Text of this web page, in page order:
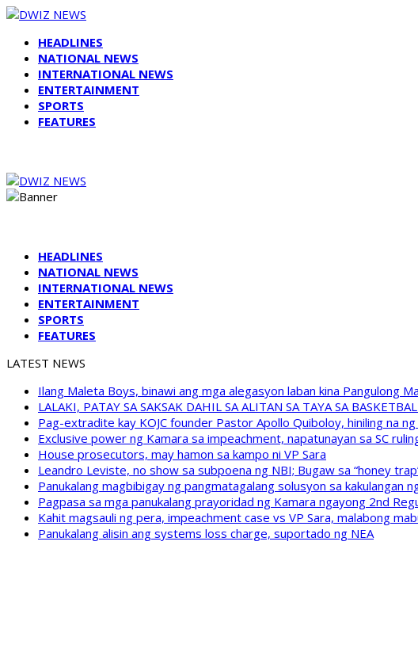
HEADLINES
NATIONAL NEWS
INTERNATIONAL NEWS
ENTERTAINMENT
SPORTS
FEATURES
HEADLINES
NATIONAL NEWS
INTERNATIONAL NEWS
ENTERTAINMENT
SPORTS
FEATURES
LATEST NEWS
Ilang Maleta Boys, binawi ang mga alegasyon laban kina Pangulong
LALAKI, PATAY SA SAKSAK DAHIL SA ALITAN SA TAYA SA
Pag-extradite kay KOJC founder Pastor Apollo Quiboloy, hiniling na ng
Exclusive power ng Kamara sa impeachment, napatunayan sa SC
House prosecutors, may hamon sa kampo ni VP Sara
Leandro Leviste, no show sa subpoena ng NBI; Bugaw sa “honey
Panukalang magbibigay ng pangmatagalang solusyon sa kakulangan
Pagpasa sa mga panukalang prayoridad ng Kamara ngayong 2nd
Kahit magsauli ng pera, impeachment case vs VP Sara, malabong
Panukalang alisin ang systems loss charge, suportado ng NEA